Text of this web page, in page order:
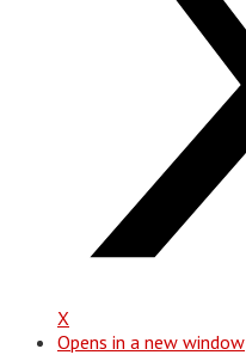
X
Opens in a new window